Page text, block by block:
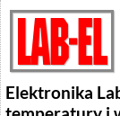
Elektronika